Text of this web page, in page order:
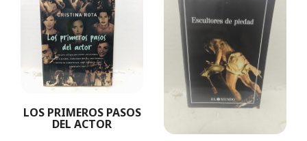
LOS PRIMEROS PASOS
DEL ACTOR